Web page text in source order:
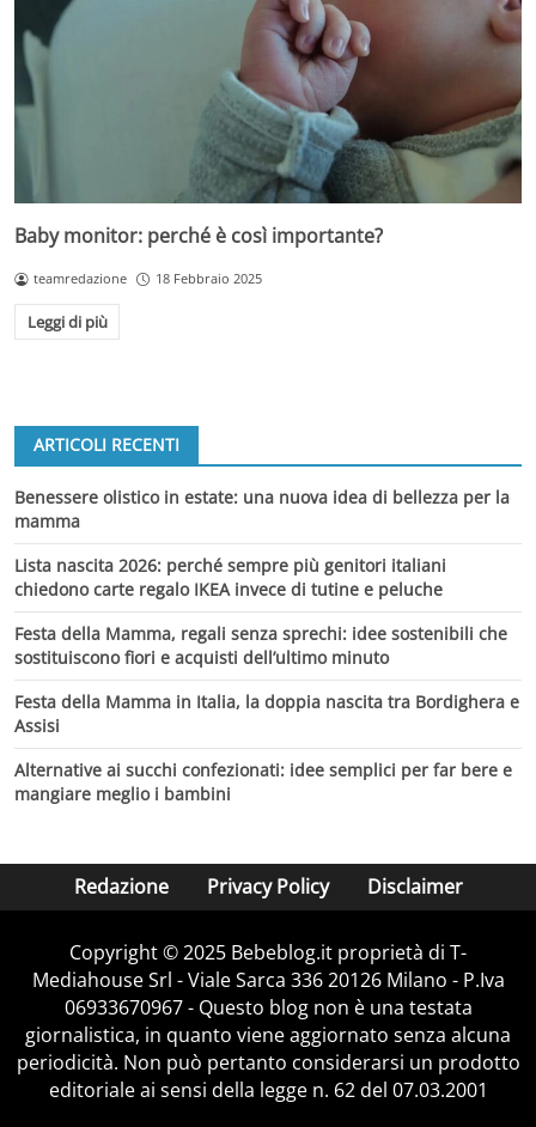
Baby monitor: perché è così importante?
teamredazione 18 Febbraio 2025
Leggi di più
ARTICOLI RECENTI
Benessere olistico in estate: una nuova idea di bellezza per la
mamma
Lista nascita 2026: perché sempre più genitori italiani
chiedono carte regalo IKEA invece di tutine e peluche
Festa della Mamma, regali senza sprechi: idee sostenibili che
sostituiscono fiori e acquisti dell’ultimo minuto
Festa della Mamma in Italia, la doppia nascita tra Bordighera e
Assisi
Alternative ai succhi confezionati: idee semplici per far bere e
mangiare meglio i bambini
Redazione Privacy Policy Disclaimer
Copyright © 2025 Bebeblog.it proprietà di T-
Mediahouse Srl - Viale Sarca 336 20126 Milano - P.Iva
06933670967 - Questo blog non è una testata
giornalistica, in quanto viene aggiornato senza alcuna
periodicità. Non può pertanto considerarsi un prodotto
editoriale ai sensi della legge n. 62 del 07.03.2001